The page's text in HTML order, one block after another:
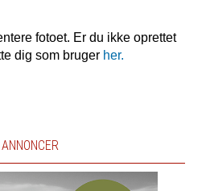
fotoet. Er du ikke oprettet
dig som bruger her.
ANNONCER